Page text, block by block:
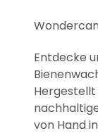
Entdecke
Hergestellt
von Hand